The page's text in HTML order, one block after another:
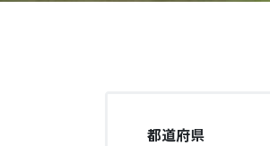
都道府県